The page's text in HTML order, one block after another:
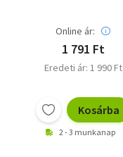
Online ár:
1 791 Ft
Eredeti ár: 1 990 Ft
Kosárba
2 - 3 munkanap